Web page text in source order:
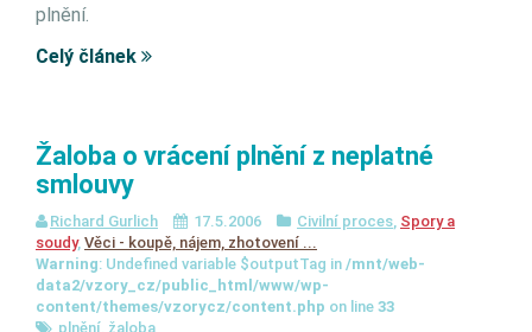
plnění.
Celý článek
Žaloba o vrácení plnění z neplatné
smlouvy
Richard Gurlich 17.5.2006 Civilní proces, Spory a
soudy, Věci - koupě, nájem, zhotovení ...
Warning: Undefined variable $outputTag in /mnt/web-
data2/vzory_cz/public_html/www/wp-
content/themes/vzorycz/content.php on line 33
plnění, žaloba